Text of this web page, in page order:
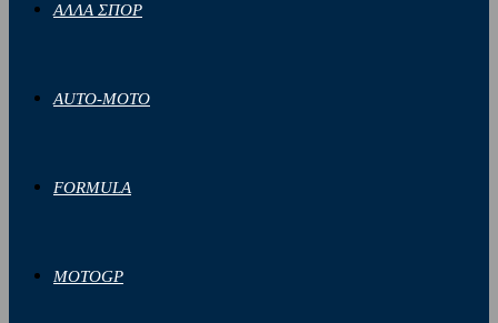
ΑΛΛΑ ΣΠΟΡ
AUTO-MOTO
FORMULA
MOTOGP